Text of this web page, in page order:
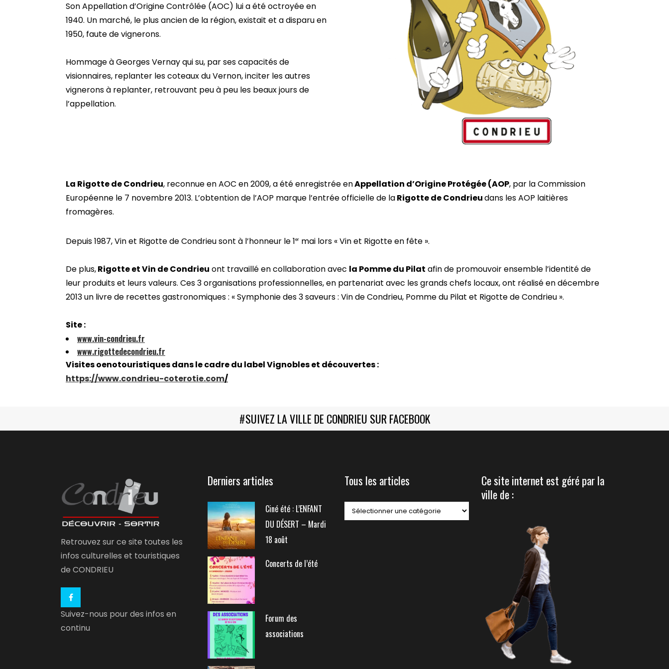
Biennale de sculpture
internationale Rives du
Rhône
Son Appellation d’Origine Contrôlée (AOC) lui a été octroyée en
1940. Un marché, le plus ancien de la région, existait et a disparu en
1950, faute de vignerons.
Hommage à Georges Vernay qui su, par ses capacités de
visionnaires, replanter les coteaux du Vernon, inciter les autres
vignerons à replanter, retrouvant peu à peu les beaux jours de
l’appellation.
La Rigotte de Condrieu, reconnue en AOC en 2009, a été enregistrée enAppellation d’Origine Protégée (AOP, par la Commission
Européenne le 7 novembre 2013. L’obtention de l’AOP marque l’entrée officielle de laRigotte de Condrieudans les AOP laitières
fromagères.
Depuis 1987, Vin et Rigotte de Condrieu sont à l’honneur le 1er mai lors « Vin et Rigotte en fête ».
De plus,Rigotte et Vin de Condrieu ont travaillé en collaboration avec la Pomme du Pilat afin de promouvoir ensemble l’identité de
leur produits et leurs valeurs. Ces 3 organisations professionnelles, en partenariat avec les grands chefs locaux, ont réalisé en décembre
2013 un livre de recettes gastronomiques : « Symphonie des 3 saveurs : Vin de Condrieu, Pomme du Pilat et Rigotte de Condrieu ».
Site :
www.vin-condrieu.fr
www.rigottedecondrieu.fr
Visites oenotouristiques dans le cadre du label Vignobles et découvertes :
https://www.condrieu-coterotie.com/
#SUIVEZ LA VILLE DE CONDRIEU SUR FACEBOOK
Retrouvez sur ce site toutes les
infos culturelles et touristiques
de CONDRIEU
Suivez-nous pour des infos en
continu
Derniers articles
Ciné été : L’ENFANT
DU DÉSERT – Mardi
18 août
Concerts de l’été
Forum des
associations
Tous les articles
Ce site internet est géré par la
ville de :